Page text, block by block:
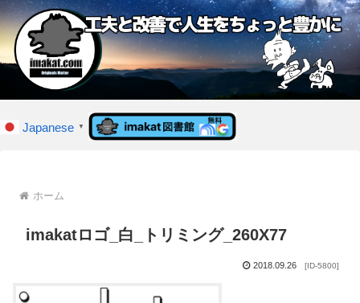
Japanese ▼
ホーム
imakatロゴ_白_トリミング_260X77
2018.09.26 [ID-5800]